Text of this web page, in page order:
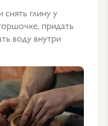
глину у
придать
воду внутри